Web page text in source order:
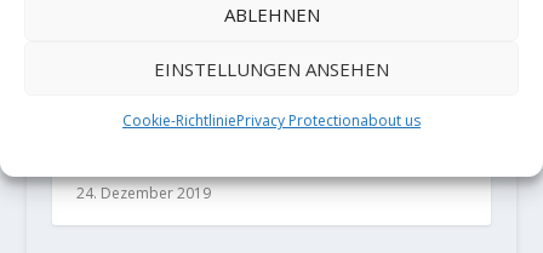
ABLEHNEN
EINSTELLUNGEN ANSEHEN
Cookie-RichtliniePrivacy Protectionabout us
Stefano Carnati holt sich eine
Begehung von "Demencia Senil"
24. Dezember 2019